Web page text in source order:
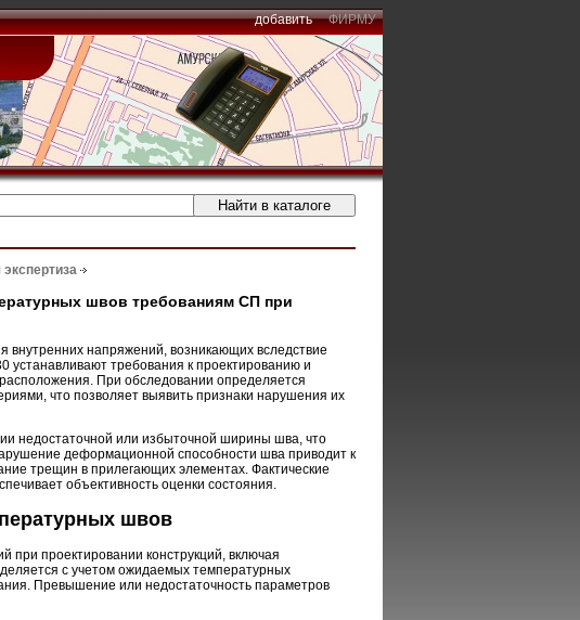
добавить ФИРМУ
швов требованиям СП при
напряжений, возникающих вследствие
требования к проектированию и
При обследовании определяется
что позволяет выявить признаки нарушения их
недостаточной или избыточной ширины шва, что
деформационной способности шва приводит к
трещин в прилегающих элементах. Фактические
объективность оценки состояния.
швов
при проектировании конструкций, включая
с учетом ожидаемых температурных
Превышение или недостаточность параметров